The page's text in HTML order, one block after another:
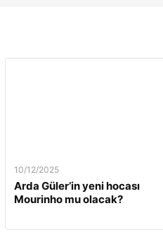
10/12/2025
Arda Güler’in yeni hocası
Mourinho mu olacak?